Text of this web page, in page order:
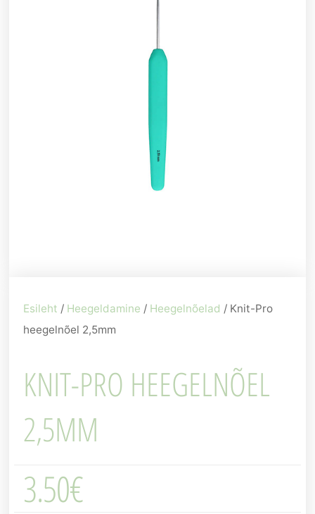
Esileht / Heegeldamine / Heegelnõelad / Knit-Pro
heegelnõel 2,5mm
KNIT-PRO HEEGELNÕEL
2,5MM
3.50€